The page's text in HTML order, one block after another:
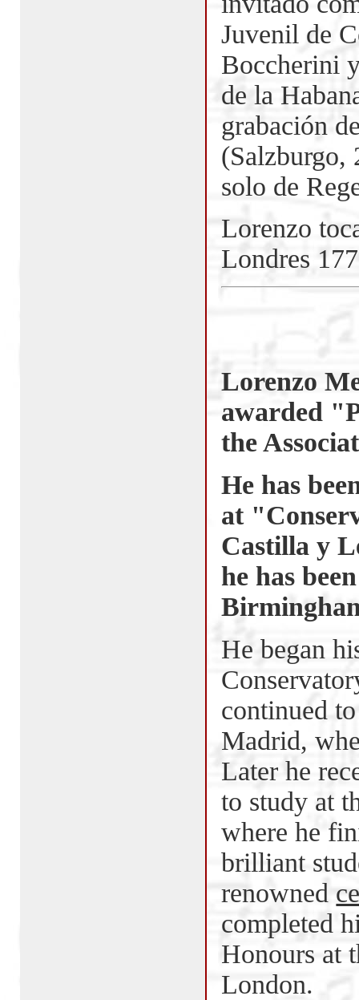
Juvenil de
Boccherini
de la
grabación
(Salzburgo,
solo de
Lorenzo
Londres
Lorenzo
awarded
the
He has
at
Castilla y
he has
He began
continued
Madrid,
Later he
to study at
where he
brilliant
renowned
completed
Honours at
London.